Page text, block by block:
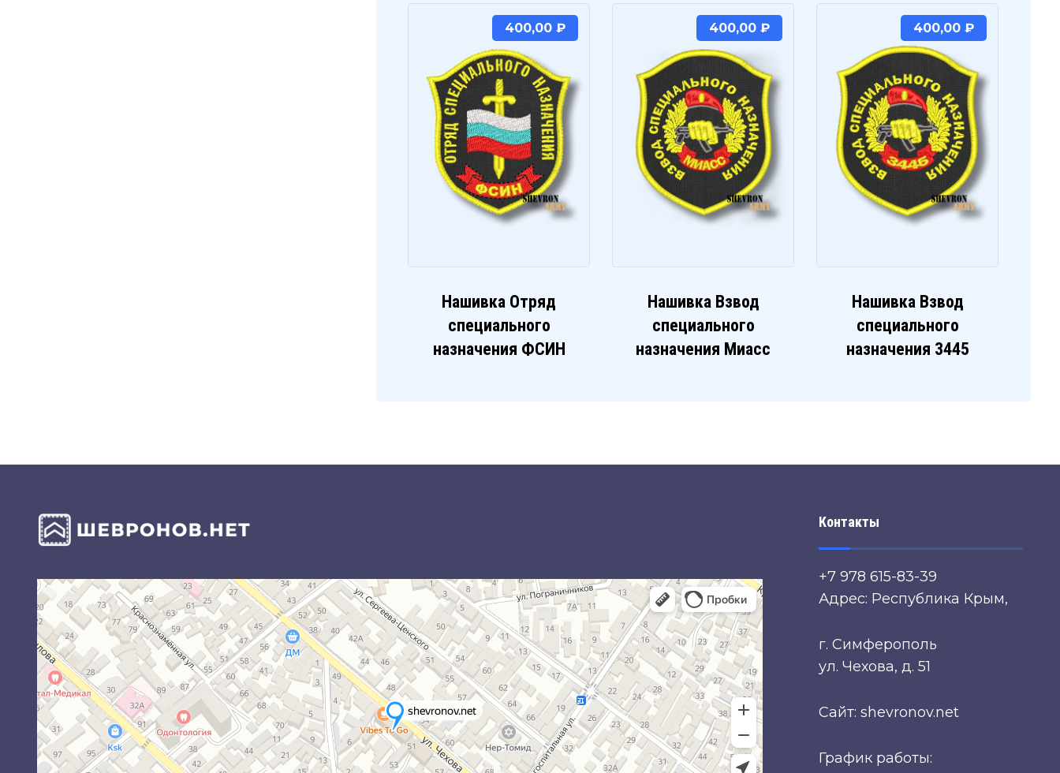
Нашивка Отряд
специального
назначения ФСИН
400,00 ₽
Нашивка Взвод
специального
назначения Миасс
400,00 ₽
Нашивка Взвод
специального
назначения 3445
400,00 ₽
Контакты
+7 978 615-83-39
Адрес: Республика Крым,
г. Симферополь
ул. Чехова, д. 51
Сайт: shevronov.net
График работы: